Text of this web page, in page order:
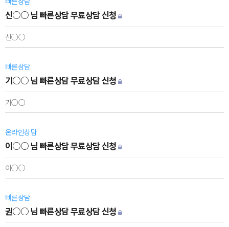
신○○ 님 빠른상담 무료상담 신청
신○○
빠른상담
기○○ 님 빠른상담 무료상담 신청
기○○
온라인상담
이○○ 님 빠른상담 무료상담 신청
이○○
빠른상담
권○○ 님 빠른상담 무료상담 신청